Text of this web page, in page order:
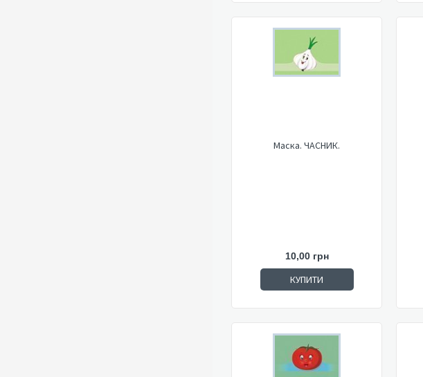
Маска. ЧАСНИК.
10,00 грн
КУПИТИ